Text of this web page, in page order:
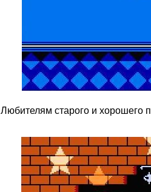
Любителям старого и хорошего